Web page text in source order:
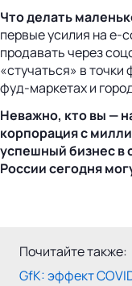
Что делать
первые усилия на e-
продавать через
«стучаться» в
фуд-маркетах и
Неважно, кто вы —
корпорация с
успешный бизнес в
России сегодня
Почитайте также:
GfK: эффект